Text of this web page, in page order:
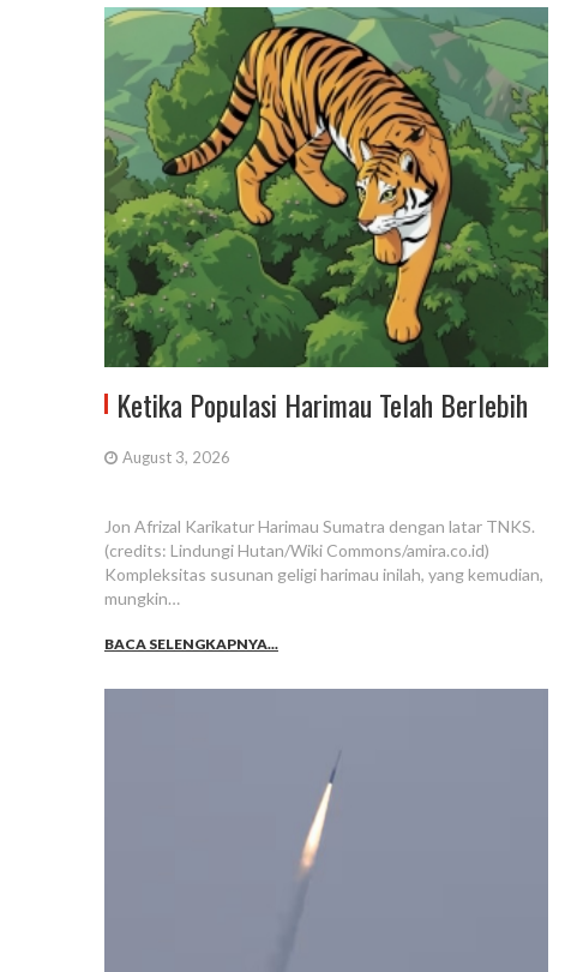
Ketika Populasi Harimau Telah Berlebih
August 3, 2026
Jon Afrizal Karikatur Harimau Sumatra dengan latar TNKS.
(credits: Lindungi Hutan/Wiki Commons/amira.co.id)
Kompleksitas susunan geligi harimau inilah, yang kemudian,
mungkin…
BACA SELENGKAPNYA...